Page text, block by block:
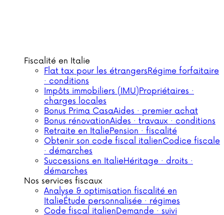
Fiscalité en Italie
Flat tax pour les étrangersRégime forfaitaire
· conditions
Impôts immobiliers (IMU)Propriétaires ·
charges locales
Bonus Prima CasaAides · premier achat
Bonus rénovationAides · travaux · conditions
Retraite en ItaliePension · fiscalité
Obtenir son code fiscal italienCodice fiscale
· démarches
Successions en ItalieHéritage · droits ·
démarches
Nos services fiscaux
Analyse & optimisation fiscalité en
ItalieÉtude personnalisée · régimes
Code fiscal italienDemande · suivi